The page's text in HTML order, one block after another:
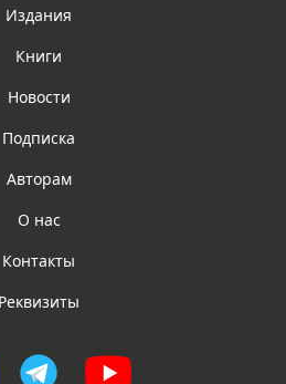
Издания
Книги
Новости
Подписка
Авторам
О нас
Контакты
Реквизиты